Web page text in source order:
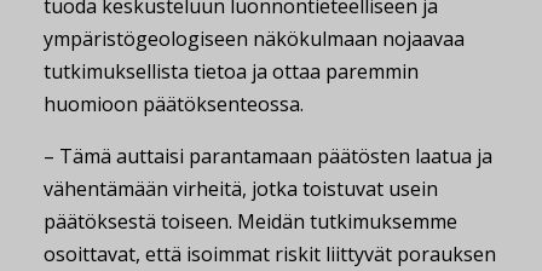
tuoda keskusteluun luonnontieteelliseen ja
ympäristögeologiseen näkökulmaan nojaavaa
tutkimuksellista tietoa ja ottaa paremmin
huomioon päätöksenteossa.
– Tämä auttaisi parantamaan päätösten laatua ja
vähentämään virheitä, jotka toistuvat usein
päätöksestä toiseen. Meidän tutkimuksemme
osoittavat, että isoimmat riskit liittyvät porauksen